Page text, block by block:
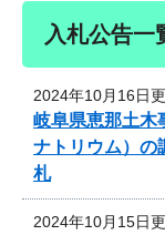
入札公告一
2024年10月16日
岐阜県恵那土
ナトリウム）の
札
2024年10月15日